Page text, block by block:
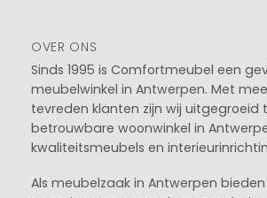
OVER ONS
Sinds 1995 is Comfortmeubel een
meubelwinkel in Antwerpen. Met
tevreden klanten zijn wij uitgegroeid
betrouwbare woonwinkel in
kwaliteitsmeubels en
Als meubelzaak in Antwerpen